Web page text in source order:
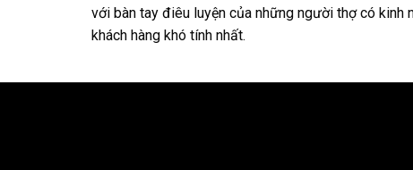
với bàn tay điêu luyện của những người thợ có kinh
khách hàng khó tính nhất.